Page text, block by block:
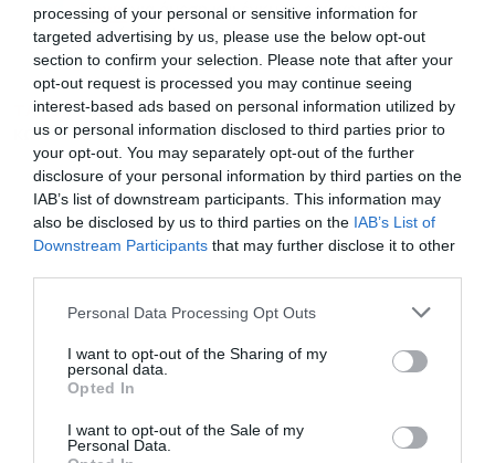
processing of your personal or sensitive information for
targeted advertising by us, please use the below opt-out
section to confirm your selection. Please note that after your
opt-out request is processed you may continue seeing
interest-based ads based on personal information utilized by
us or personal information disclosed to third parties prior to
your opt-out. You may separately opt-out of the further
disclosure of your personal information by third parties on the
IAB’s list of downstream participants. This information may
also be disclosed by us to third parties on the IAB’s List of
Downstream Participants that may further disclose it to other
Personal Data Processing Opt Outs
I want to opt-out of the Sharing of my
personal data.
Opted In
I want to opt-out of the Sale of my
Personal Data.
News για άμεση και έγκυρη οικονομική
ενημέρωση!
TAGS: ΕΚΛΟΓΕΣ
ΚΥΡΙΑΚΟΣ ΜΗΤΣΟΤΑΚΗΣ
ΚΩΝΣΤΑΝΤΙΝΟΣ ΤΑΣΟΥΛΑΣ
Εγγραφή στο
και την πολιτική απορρήτου